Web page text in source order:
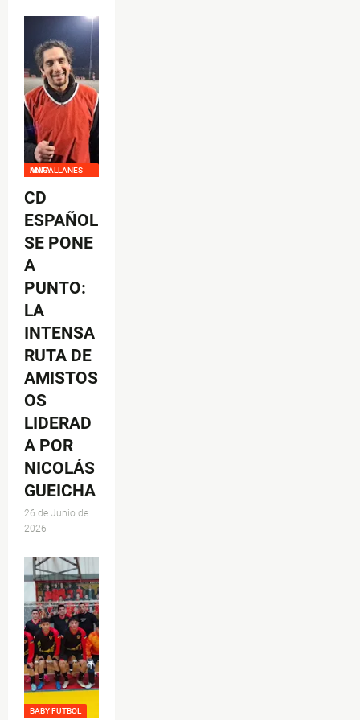
ANFA MAGALLANES
CD
ESPAÑOL
SE PONE
A
PUNTO:
LA
INTENSA
RUTA DE
AMISTOS
OS
LIDERAD
A POR
NICOLÁS
GUEICHA
26 de Junio de
2026
BABY FUTBOL